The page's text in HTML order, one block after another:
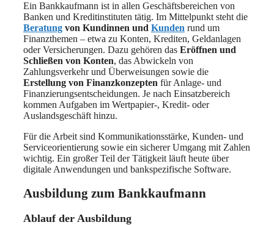
Ein Bankkaufmann ist in allen Geschäftsbereichen von
Banken und Kreditinstituten tätig. Im Mittelpunkt steht die
Beratung von Kundinnen und Kunden rund um
Finanzthemen – etwa zu Konten, Krediten, Geldanlagen
oder Versicherungen. Dazu gehören das Eröffnen und
Schließen von Konten, das Abwickeln von
Zahlungsverkehr und Überweisungen sowie die
Erstellung von Finanzkonzepten für Anlage- und
Finanzierungsentscheidungen. Je nach Einsatzbereich
kommen Aufgaben im Wertpapier-, Kredit- oder
Auslandsgeschäft hinzu.
Für die Arbeit sind Kommunikationsstärke, Kunden- und
Serviceorientierung sowie ein sicherer Umgang mit Zahlen
wichtig. Ein großer Teil der Tätigkeit läuft heute über
digitale Anwendungen und bankspezifische Software.
Ausbildung zum Bankkaufmann
Ablauf der Ausbildung